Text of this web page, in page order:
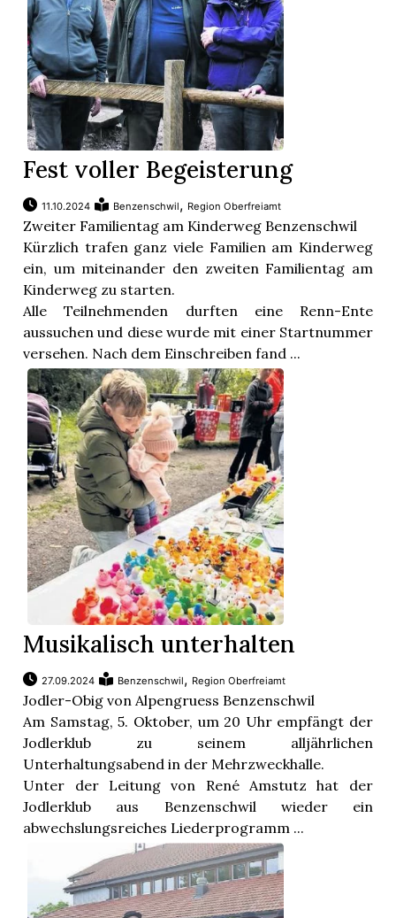
Fest voller Begeisterung
11.10.2024 Benzenschwil, Region Oberfreiamt
Zweiter Familientag am Kinderweg Benzenschwil
Kürzlich trafen ganz viele Familien am Kinderweg
ein, um miteinander den zweiten Familientag am
Kinderweg zu starten.
Alle Teilnehmenden durften eine Renn-Ente
aussuchen und diese wurde mit einer Startnummer
versehen. Nach dem Einschreiben fand ...
Musikalisch unterhalten
27.09.2024 Benzenschwil, Region Oberfreiamt
Jodler-Obig von Alpengruess Benzenschwil
Am Samstag, 5. Oktober, um 20 Uhr empfängt der
Jodlerklub zu seinem alljährlichen
Unterhaltungsabend in der Mehrzweckhalle.
Unter der Leitung von René Amstutz hat der
Jodlerklub aus Benzenschwil wieder ein
abwechslungsreiches Liederprogramm ...